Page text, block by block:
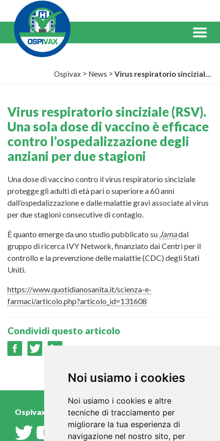
Noi usiamo i cookies
Noi usiamo i cookies e altre
tecniche di tracciamento per
migliorare la tua esperienza di
navigazione nel nostro sito, per
Menu
Ospivax > News > Virus respiratorio sinciziale (RSV). Una sola dose di vaccino è efficace contro l’ospedalizzazione degli anziani per due stagioni
Virus respiratorio sinciziale (RSV).
Una sola dose di vaccino è efficace
contro l’ospedalizzazione degli
anziani per due stagioni
Una dose di vaccino contro il virus respiratorio sinciziale
protegge gli adulti di età pari o superiore a 60 anni
dall’ospedalizzazione e dalle malattie gravi associate al virus
per due stagioni consecutive di contagio.
È quanto emerge da uno studio pubblicato su Jamadal
gruppo di ricerca IVY Network, finanziato dai Centri per il
controllo e la prevenzione delle malattie (CDC) degli Stati
Uniti.
https://www.quotidianosanita.it/scienza-e-
farmaci/articolo.php?articolo_id=131608
Condividi questo articolo
Ospivax.it